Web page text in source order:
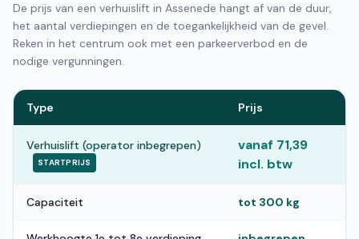
De prijs van een verhuislift in Assenede hangt af van de duur,
het aantal verdiepingen en de toegankelijkheid van de gevel.
Reken in het centrum ook met een parkeerverbod en de
nodige vergunningen.
Type Prijs
Verhuislift (operator inbegrepen)
STARTPRIJS
vanaf 71,39
incl. btw
Capaciteit tot 300 kg